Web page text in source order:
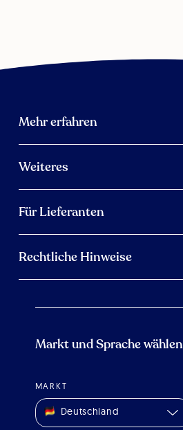
Mehr erfahren
Weiteres
Für Lieferanten
Rechtliche Hinweise
Markt und Sprache wählen
MARKT
Deutschland